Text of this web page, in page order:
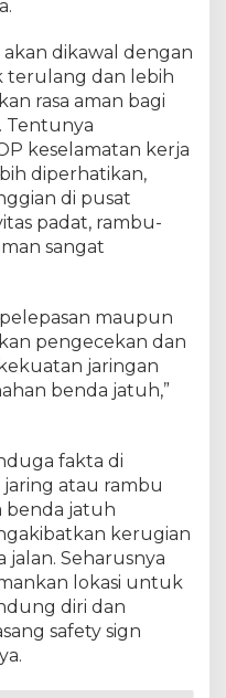
akan dikawal dengan
terulang dan lebih
rasa aman bagi
Tentunya
keselamatan kerja
diperhatikan,
di pusat
padat, rambu-
sangat
maupun
pengecekan dan
jaringan
benda jatuh,”
fakta di
atau rambu
benda jatuh
kerugian
jalan. Seharusnya
lokasi untuk
diri dan
safety sign